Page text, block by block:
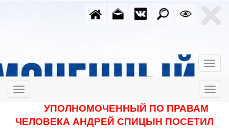
УПОЛНОМОЧЕННЫЙ ПО ПРАВАМ
ЧЕЛОВЕКА АНДРЕЙ СПИЦЫН ПОСЕТИЛ